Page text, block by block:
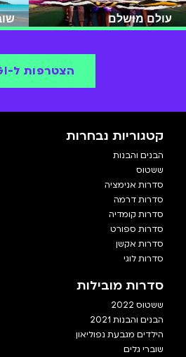
עולם מושלם
הצטרפות ל-BIGI
קטגוריות נבחרות
הבנים והבנות
ששטוס
סדרות אנימציה
סדרות דרמה
סדרות קומדיה
סדרות ספורט
סדרות אקשן
סדרות לוגי
סדרות מובילות
ששטוס 2022
הבנים והבנות 2021
הילדים מגבעת נפוליאון
שוברי גלים